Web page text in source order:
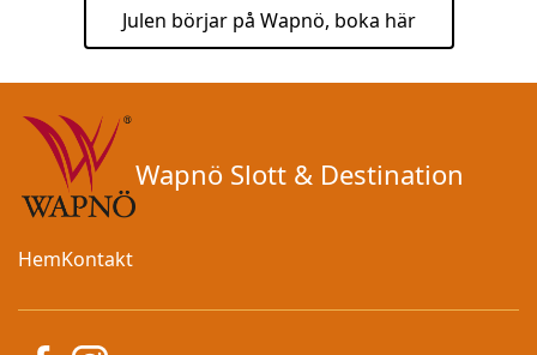
Julen börjar på Wapnö, boka här
Wapnö Slott & Destination
HemKontakt